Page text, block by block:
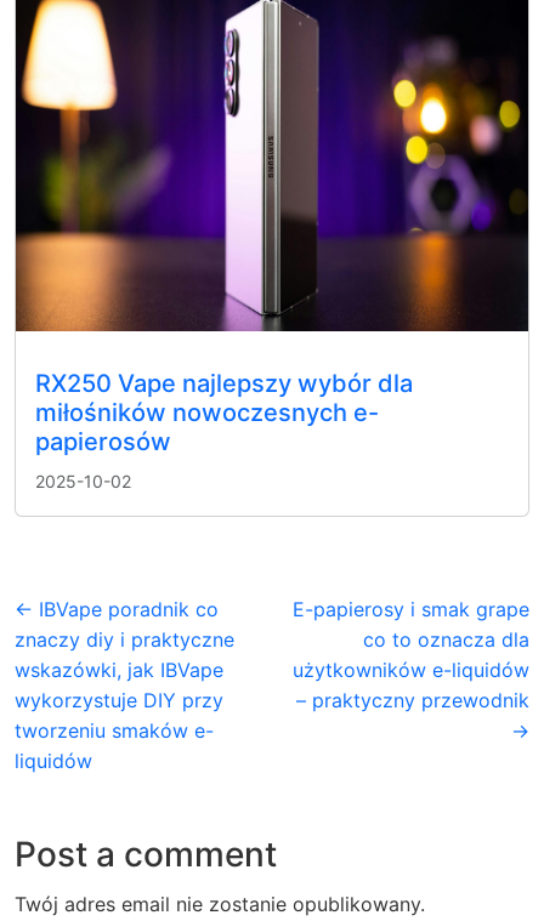
RX250 Vape najlepszy wybór dla
miłośników nowoczesnych e-
papierosów
2025-10-02
← IBVape poradnik co
znaczy diy i praktyczne
wskazówki, jak IBVape
wykorzystuje DIY przy
tworzeniu smaków e-
liquidów
E-papierosy i smak grape
co to oznacza dla
użytkowników e-liquidów
– praktyczny przewodnik
→
Post a comment
Twój adres email nie zostanie opublikowany.